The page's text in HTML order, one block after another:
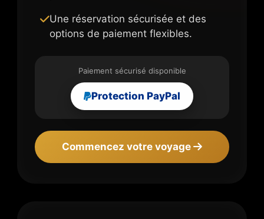
Une réservation sécurisée et des
options de paiement flexibles.
Paiement sécurisé disponible
Protection PayPal
Commencez votre voyage